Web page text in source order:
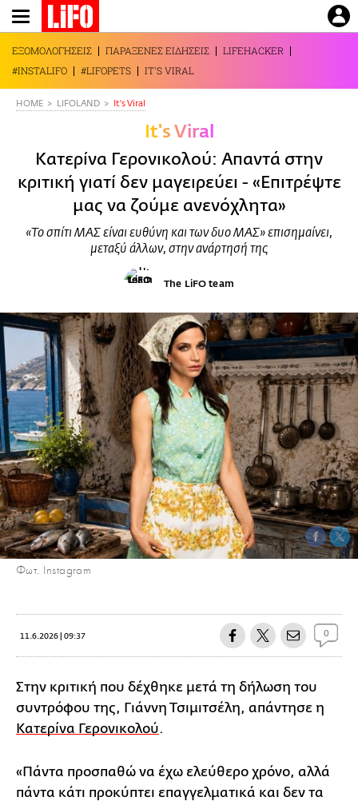
Παράκαμψη
προς
το
κυρίως
περιεχόμενο
ΕΞΟΜΟΛΟΓΗΣΕΙΣ ΠΑΡΑΞΕΝΕΣ ΕΙΔΗΣΕΙΣ
LIFEHACKER
#INSTALIFO
#LIFOPETS IT'S VIRAL
HOME LIFOLAND It's Viral
It's Viral
Κατερίνα Γερονικολού: Απαντά στην
κριτική γιατί δεν μαγειρεύει - «Επιτρέψτε
μας να ζούμε ανενόχλητα»
«Το σπίτι ΜΑΣ είναι ευθύνη και των δυο ΜΑΣ» επισημαίνει,
μεταξύ άλλων, στην ανάρτησή της
The LiFO team
Φωτ. Instagram
11.6.2026 | 09:37 0
Στην κριτική που δέχθηκε μετά τη δήλωση του
συντρόφου της, Γιάννη Τσιμιτσέλη, απάντησε η
Κατερίνα Γερονικολού.
«Πάντα προσπαθώ να έχω ελεύθερο χρόνο, αλλά
πάντα κάτι προκύπτει επαγγελματικά και δεν τα